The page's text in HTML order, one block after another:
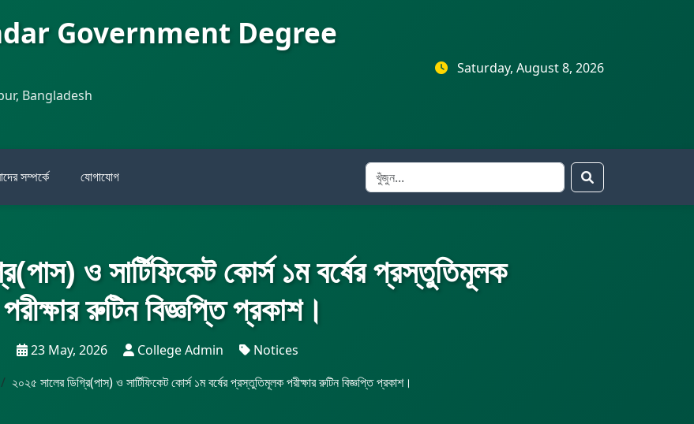
Government Degree
Bangladesh
Saturday, August 8, 2026
সম্পর্কে যোগাযোগ
ও সার্টিফিকেট কোর্স ১ম বর্ষের প্রস্তুতিমূলক
পরীক্ষার রুটিন বিজ্ঞপ্তি প্রকাশ।
23 May, 2026 College Admin
Notices
২০২৫ সালের ডিগ্রি(পাস) ও সার্টিফিকেট কোর্স ১ম বর্ষের প্রস্তুতিমূলক পরীক্ষার রুটিন বিজ্ঞপ্তি প্রকাশ।